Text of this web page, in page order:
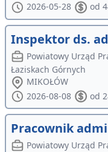
2026-05-28
od
Inspektor ds.
Powiatowy Urząd
Łaziskach Górnych
MIKOŁÓW
2026-08-08
od
Pracownik
Powiatowy Urząd